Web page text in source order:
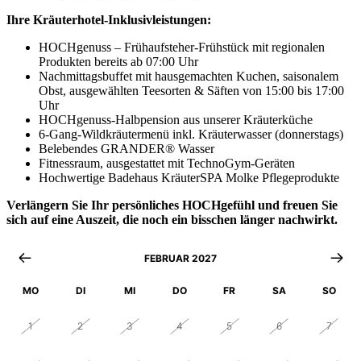
Ihre Kräuterhotel-Inklusivleistungen:
HOCHgenuss – Frühaufsteher-Frühstück mit regionalen
Produkten bereits ab 07:00 Uhr
Nachmittagsbuffet mit hausgemachten Kuchen, saisonalem
Obst, ausgewählten Teesorten & Säften von 15:00 bis 17:00
Uhr
HOCHgenuss-Halbpension aus unserer Kräuterküche
6-Gang-Wildkräutermenü inkl. Kräuterwasser (donnerstags)
Belebendes GRANDER® Wasser
Fitnessraum, ausgestattet mit TechnoGym-Geräten
Hochwertige Badehaus KräuterSPA Molke Pflegeprodukte
Verlängern Sie Ihr persönliches HOCHgefühl und freuen Sie
sich auf eine Auszeit, die noch ein bisschen länger nachwirkt.
FEBRUAR 2027
MO DI MI DO FR SA SO
1 2 3 4 5 6 7